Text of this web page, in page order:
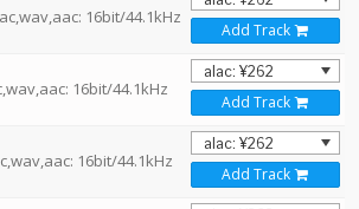
16bit/44.1kHz
Add Track
16bit/44.1kHz
Add Track
16bit/44.1kHz
Add Track